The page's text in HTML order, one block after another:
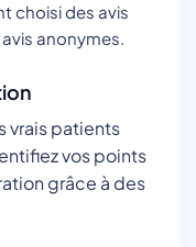
choisi des avis
anonymes.
vrais patients
vos points
grâce à des